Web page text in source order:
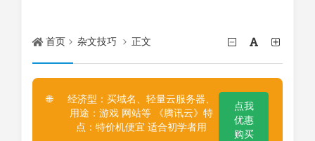
首页 杂文技巧 正文
🌐
经济型：买域名、轻量云服务器、
用途：游戏 网站等 《腾讯云》特
点：特价机便宜 适合初学者用
点我
优惠
购买